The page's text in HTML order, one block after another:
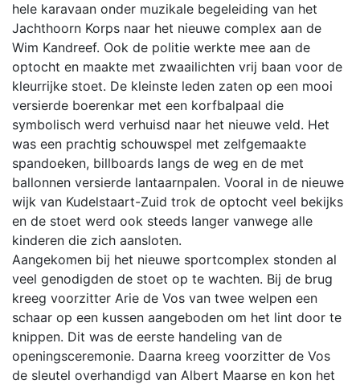
hele karavaan onder muzikale begeleiding van het
Jachthoorn Korps naar het nieuwe complex aan de
Wim Kandreef. Ook de politie werkte mee aan de
optocht en maakte met zwaailichten vrij baan voor de
kleurrijke stoet. De kleinste leden zaten op een mooi
versierde boerenkar met een korfbalpaal die
symbolisch werd verhuisd naar het nieuwe veld. Het
was een prachtig schouwspel met zelfgemaakte
spandoeken, billboards langs de weg en de met
ballonnen versierde lantaarnpalen. Vooral in de nieuwe
wijk van Kudelstaart-Zuid trok de optocht veel bekijks
en de stoet werd ook steeds langer vanwege alle
kinderen die zich aansloten.
Aangekomen bij het nieuwe sportcomplex stonden al
veel genodigden de stoet op te wachten. Bij de brug
kreeg voorzitter Arie de Vos van twee welpen een
schaar op een kussen aangeboden om het lint door te
knippen. Dit was de eerste handeling van de
openingsceremonie. Daarna kreeg voorzitter de Vos
de sleutel overhandigd van Albert Maarse en kon het